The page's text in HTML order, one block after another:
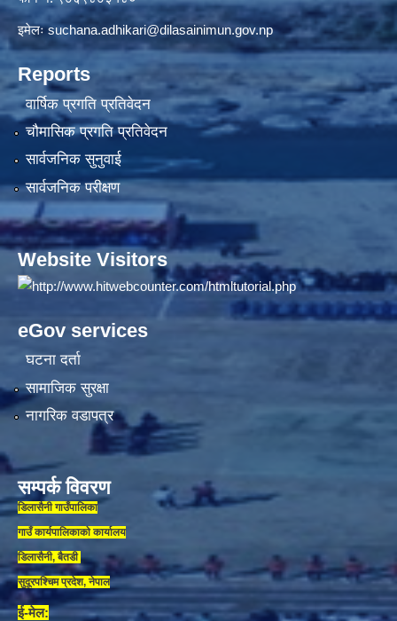
इमेलःsuchana.adhikari@dilasainimun.gov.np
Reports
वार्षिक प्रगति प्रतिवेदन
चौमासिक प्रगति प्रतिवेदन
सार्वजनिक सुनुवाई
सार्वजनिक परीक्षण
Website Visitors
eGov services
घटना दर्ता
सामाजिक सुरक्षा
नागरिक वडापत्र
सम्पर्क विवरण
डिलासैनी गाउँपालिका
गाउँ कार्यपालिकाकाे कार्यालय
डिलासैनी, बैतडी
सुदूरपश्चिम प्रदेश, नेपाल
ई-मेल: